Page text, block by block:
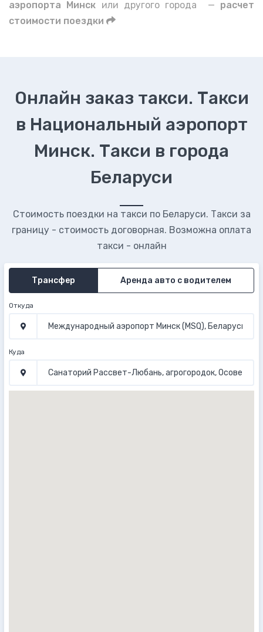
аэропорта Минск или другого города — расчет
стоимости поездки
Онлайн заказ такси. Такси
в Национальный аэропорт
Минск. Такси в города
Беларуси
Стоимость поездки на такси по Беларуси. Такси за
границу - стоимость договорная. Возможна оплата
такси - онлайн
Трансфер Аренда авто с водителем
Откуда
Куда